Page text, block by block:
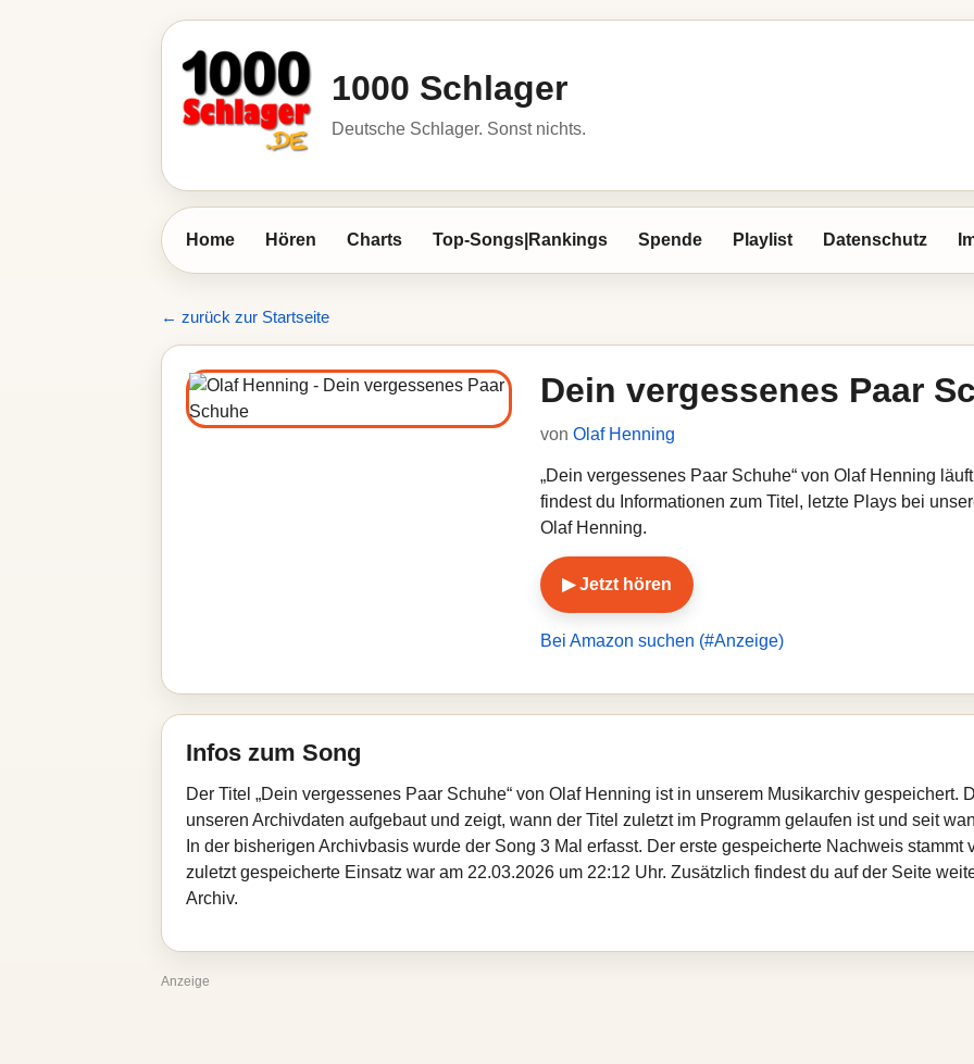
1000 Schlager
Deutsche Schlager. Sonst nichts.
Home Hören Charts Top-Songs|Rankings Spende Playlist Datenschutz
← zurück zur Startseite
Dein vergessenes Paar
von Olaf Henning
„Dein vergessenes Paar Schuhe“ von Olaf Henning
findest du Informationen zum Titel, letzte Plays bei
Olaf Henning.
▶ Jetzt hören
Bei Amazon suchen (#Anzeige)
Infos zum Song
Der Titel „Dein vergessenes Paar Schuhe“ von Olaf Henning ist in unserem Musikarchiv gespeichert.
unseren Archivdaten aufgebaut und zeigt, wann der Titel zuletzt im Programm gelaufen ist und seit
In der bisherigen Archivbasis wurde der Song 3 Mal erfasst. Der erste gespeicherte Nachweis stammt
zuletzt gespeicherte Einsatz war am 22.03.2026 um 22:12 Uhr. Zusätzlich findest du auf der Seite
Archiv.
Anzeige